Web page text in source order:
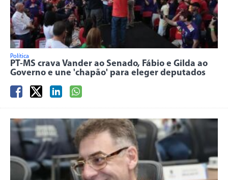
Política
PT-MS crava Vander ao Senado, Fábio e Gilda ao
Governo e une 'chapão' para eleger deputados